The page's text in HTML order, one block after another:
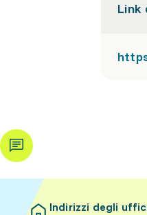
Link
Indirizzi degli